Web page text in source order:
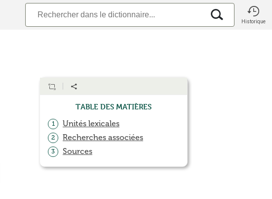
Historique
Table des matières
1 Unités lexicales
2 Recherches associées
3 Sources